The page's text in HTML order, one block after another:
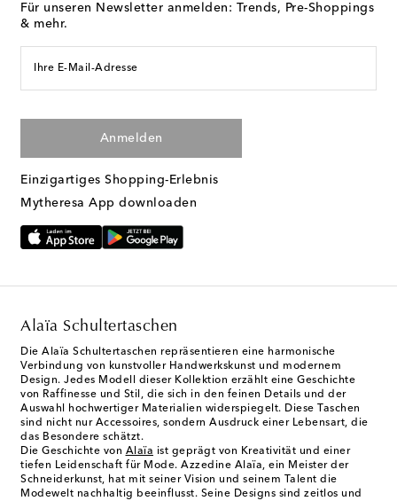
Für unseren Newsletter anmelden: Trends, Pre-Shoppings
& mehr.
Ihre E-Mail-Adresse
Anmelden
Einzigartiges Shopping-Erlebnis
Mytheresa App downloaden
Alaïa Schultertaschen
Die Alaïa Schultertaschen repräsentieren eine harmonische
Verbindung von kunstvoller Handwerkskunst und modernem
Design. Jedes Modell dieser Kollektion erzählt eine Geschichte
von Raffinesse und Stil, die sich in den feinen Details und der
Auswahl hochwertiger Materialien widerspiegelt. Diese Taschen
sind nicht nur Accessoires, sondern Ausdruck einer Lebensart, die
das Besondere schätzt.
Die Geschichte von Alaïa ist geprägt von Kreativität und einer
tiefen Leidenschaft für Mode. Azzedine Alaïa, ein Meister der
Schneiderkunst, hat mit seiner Vision und seinem Talent die
Modewelt nachhaltig beeinflusst. Seine Designs sind zeitlos und